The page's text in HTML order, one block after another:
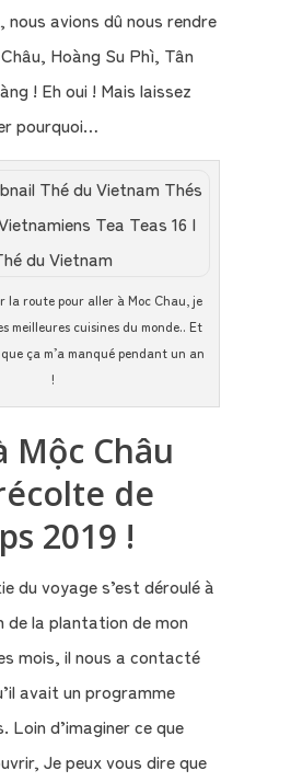
nous avions dû nous rendre
Hoàng Su Phì, Tân
! Eh oui ! Mais laissez
pourquoi…
la route pour aller à Moc Chau, je
meilleures cuisines du monde.. Et
ça m’a manqué pendant un an
!
Mộc Châu
de
2019 !
du voyage s’est déroulé à
de la plantation de mon
mois, il nous a contacté
avait un programme
Loin d’imaginer ce que
Je peux vous dire que